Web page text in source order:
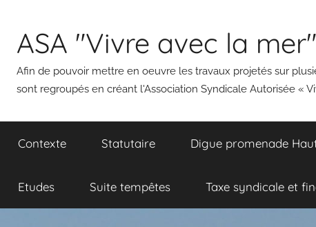
contenu
ASA "Vivre avec la mer"
Afin de pouvoir mettre en oeuvre les travaux projetés sur
sont regroupés en créant l'Association Syndicale Autorisée «
Contexte Statutaire Digue promenade
Etudes Suite tempêtes Taxe syndicale et